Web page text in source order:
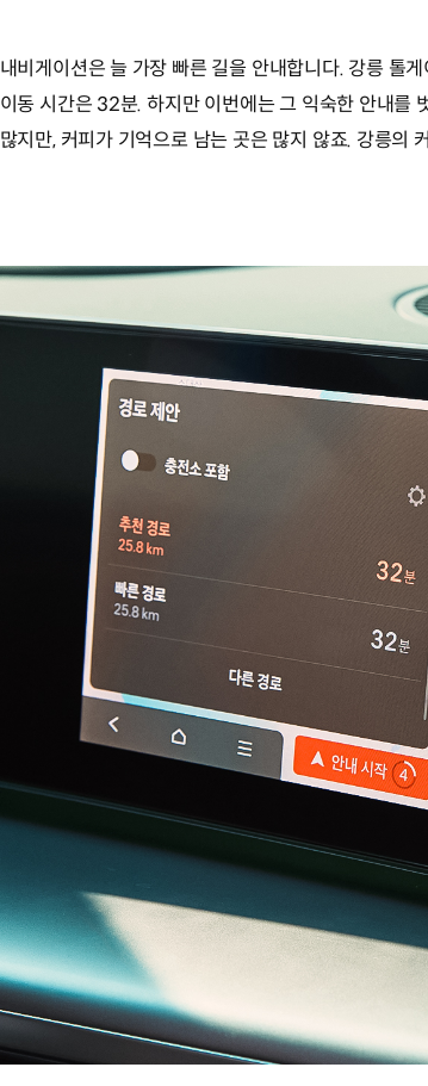
내비게이션은 늘 가장 빠른 길을 안내합니다. 강릉 톨
이동 시간은 32분. 하지만 이번에는 그 익숙한 안내를
많지만, 커피가 기억으로 남는 곳은 많지 않죠. 강릉의